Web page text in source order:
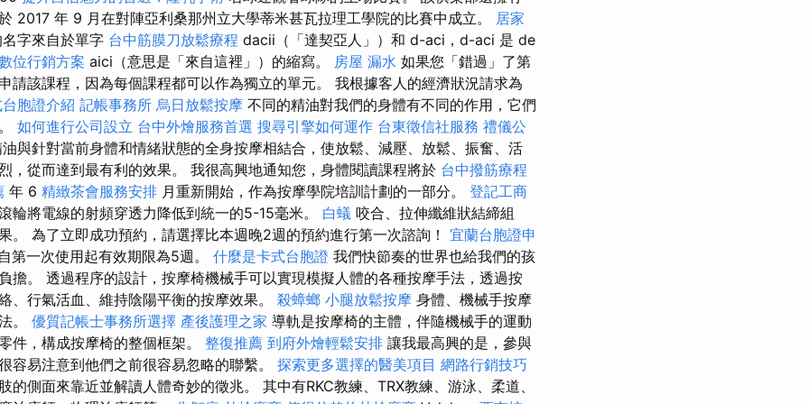
2017 年 9 月在對陣亞利桑那州立大學蒂米甚瓦拉理工學院的比賽中成立。 居家
字來自於單字 台中筋膜刀放鬆療程 dacii（「達契亞人」）和 d-aci，d-aci 是 de
位行銷方案 aici（意思是「來自這裡」）的縮寫。 房屋 漏水 如果您「錯過」了第
請該課程，因為每個課程都可以作為獨立的單元。 我根據客人的經濟狀況請求為
胞證介紹 記帳事務所 烏日放鬆按摩 不同的精油對我們的身體有不同的作用，它們
如何進行公司設立 台中外燴服務首選 搜尋引擎如何運作 台東徵信社服務 禮儀公
與針對當前身體和情緒狀態的全身按摩相結合，使放鬆、減壓、放鬆、振奮、活
，從而達到最有利的效果。 我很高興地通知您，身體閱讀課程將於 台中撥筋療程
年 6 精緻茶會服務安排 月重新開始，作為按摩學院培訓計劃的一部分。 登記工商
輪將電線的射頻穿透力降低到統一的5-15毫米。 白蟻 咬合、拉伸纖維狀結締組
。 為了立即成功預約，請選擇比本週晚2週的預約進行第一次諮詢！ 宜蘭台胞證申
第一次使用起有效期限為5週。 什麼是卡式台胞證 我們快節奏的世界也給我們的孩
擔。 透過程序的設計，按摩椅機械手可以實現模擬人體的各種按摩手法，透過按
、行氣活血、維持陰陽平衡的按摩效果。 殺蟑螂 小腿放鬆按摩 身體、機械手按摩
。 優質記帳士事務所選擇 產後護理之家 導軌是按摩椅的主體，伴隨機械手的運動
件，構成按摩椅的整個框架。 整復推薦 到府外燴輕鬆安排 讓我最高興的是，參與
容易注意到他們之前很容易忽略的聯繫。 探索更多選擇的醫美項目 網路行銷技巧
的側面來靠近並解讀人體奇妙的徵兆。 其中有RKC教練、TRX教練、游泳、柔道、